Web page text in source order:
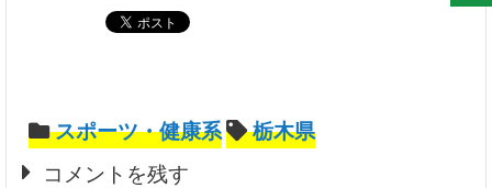
スポーツ・健康系
栃木県
コメントを残す